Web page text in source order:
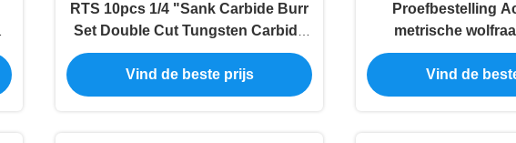
RTS 10pcs 1/4 "Sank Carbide Burr
Set Double Cut Tungsten Carbide
Rotary File Set Fits Dremel Rotary
Tool Voor Metalen Hout Snijwerk
Vind de beste prijs
Proefbestelling
metrische
boorstel voor
de
Vind de